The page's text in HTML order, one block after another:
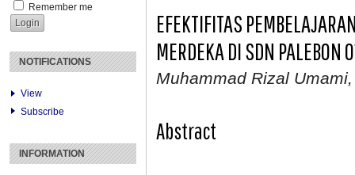
Remember me
NOTIFICATIONS
View
Subscribe
INFORMATION
EFEKTIFITAS
MERDEKA DI SDN PALEBON
Muhammad Rizal
Abstract